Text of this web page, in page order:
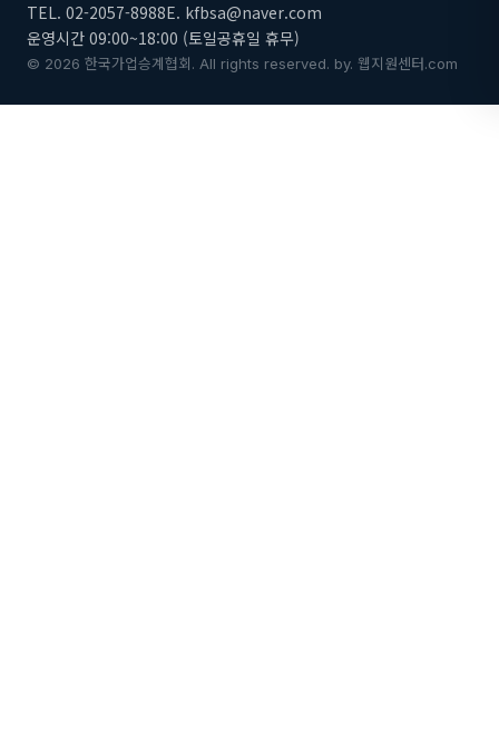
TEL. 02-2057-8988E. kfbsa@naver.com
운영시간 09:00~18:00 (토일공휴일 휴무)
© 2026 한국가업승계협회. All rights reserved. by. 웹지원센터.com